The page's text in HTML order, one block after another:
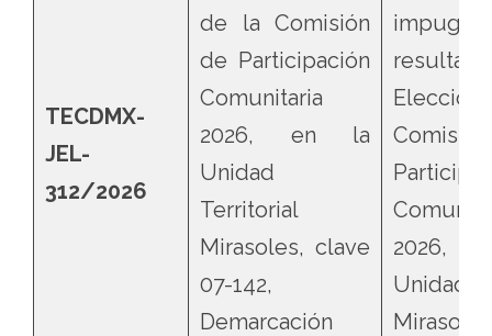
TECDMX-
JEL-
312/2026
de la Comisión
de Participación
Comunitaria
2026, en la
Unidad
Territorial
Mirasoles, clave
07-142,
Demarcación
2026,
Unidad